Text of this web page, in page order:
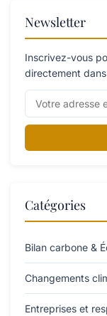
Newsletter
Inscrivez-vous
directement
Catégories
Bilan carbone &
Changements
Entreprises et